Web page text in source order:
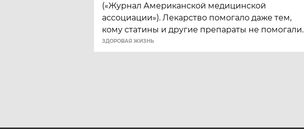
(«Журнал Американской медицинской
ассоциации»). Лекарство помогало даже тем,
кому статины и другие препараты не помогали.
ЗДОРОВАЯ ЖИЗНЬ